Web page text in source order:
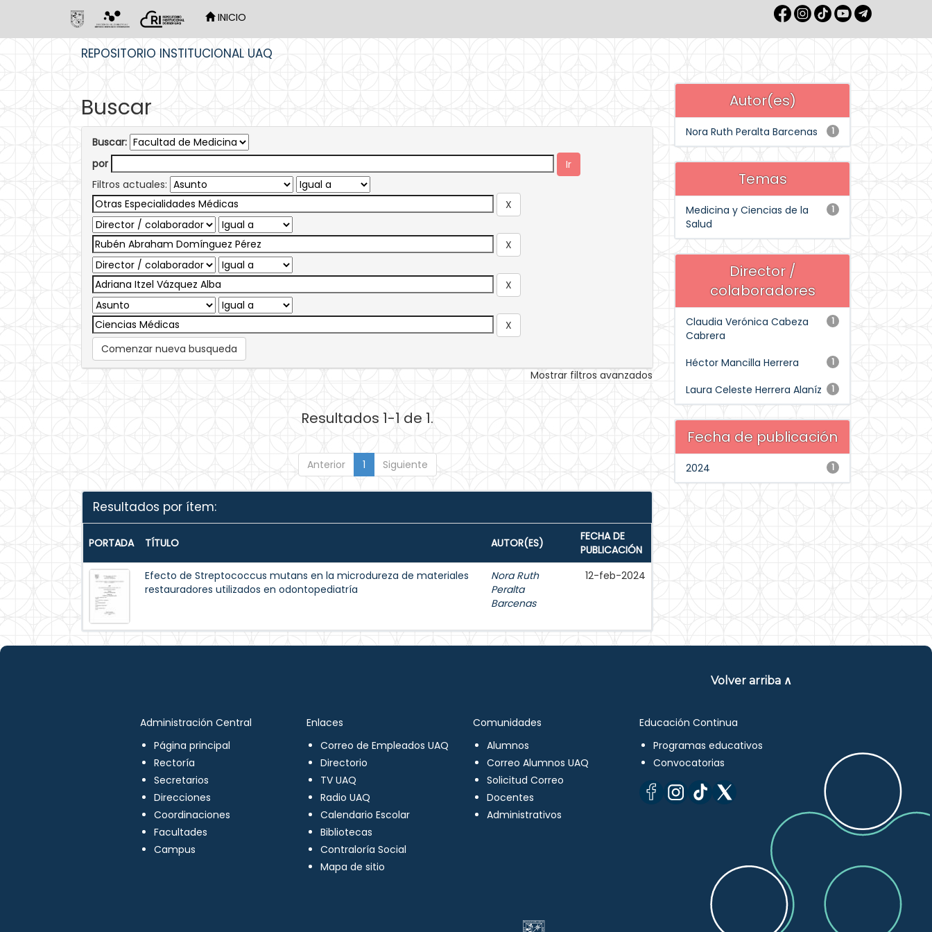
INICIO
REPOSITORIO INSTITUCIONAL UAQ
Buscar
Buscar:
por
Filtros actuales:
Comenzar nueva busqueda
Mostrar filtros avanzados
Resultados 1-1 de 1.
Anterior 1 Siguiente
Resultados por ítem:
PORTADA TÍTULO AUTOR(ES)
FECHA DE
PUBLICACIÓN
Efecto de Streptococcus mutans en la microdureza de materiales
restauradores utilizados en odontopediatría
Nora Ruth
Peralta
Barcenas
12-feb-2024
Autor(es)
1
Nora Ruth Peralta Barcenas
Temas
1
Medicina y Ciencias de la
Salud
Director /
colaboradores
1
Claudia Verónica Cabeza
Cabrera
1
Héctor Mancilla Herrera
1
Laura Celeste Herrera Alaníz
Fecha de publicación
1
2024
Volver arriba ∧
Administración Central
Página principal
Rectoría
Secretarios
Direcciones
Coordinaciones
Facultades
Campus
Enlaces
Correo de Empleados UAQ
Directorio
TV UAQ
Radio UAQ
Calendario Escolar
Bibliotecas
Contraloría Social
Mapa de sitio
Comunidades
Alumnos
Correo Alumnos UAQ
Solicitud Correo
Docentes
Administrativos
Educación Continua
Programas educativos
Convocatorias